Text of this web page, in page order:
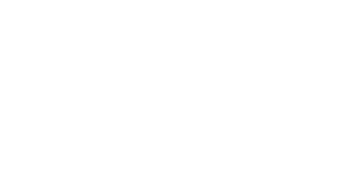
のご確認はこちら